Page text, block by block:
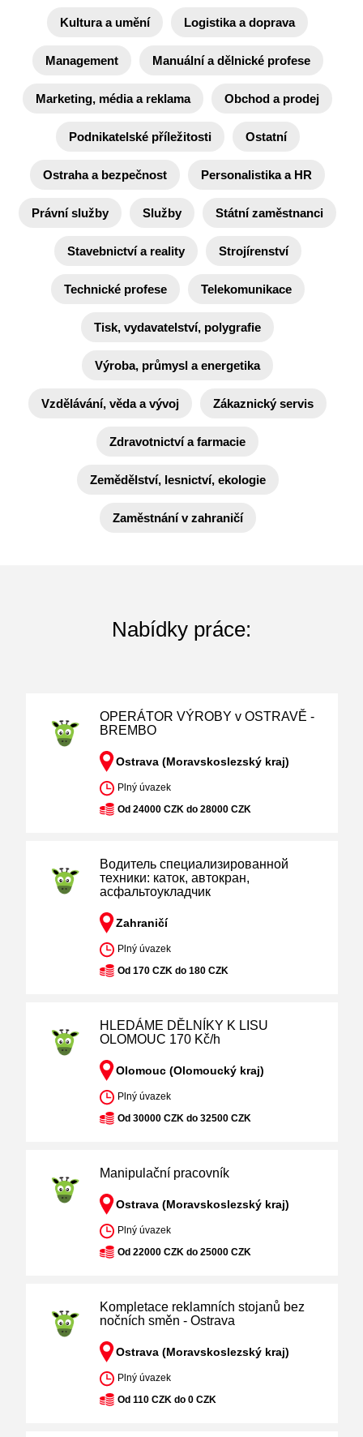
Kultura a umění Logistika a doprava
Management Manuální a dělnické profese
Marketing, média a reklama Obchod a prodej
Podnikatelské příležitosti Ostatní
Ostraha a bezpečnost Personalistika a HR
Právní služby Služby Státní zaměstnanci
Stavebnictví a reality Strojírenství
Technické profese Telekomunikace
Tisk, vydavatelství, polygrafie
Výroba, průmysl a energetika
Vzdělávání, věda a vývoj Zákaznický servis
Zdravotnictví a farmacie
Zemědělství, lesnictví, ekologie
Zaměstnání v zahraničí
Nabídky práce:
OPERÁTOR VÝROBY v OSTRAVĚ -
BREMBO
Ostrava (Moravskoslezský kraj)
Plný úvazek
Od 24000 CZK do 28000 CZK
Водитель специализированной
техники: каток, автокран,
асфальтоукладчик
Zahraničí
Plný úvazek
Od 170 CZK do 180 CZK
HLEDÁME DĚLNÍKY K LISU
OLOMOUC 170 Kč/h
Olomouc (Olomoucký kraj)
Plný úvazek
Od 30000 CZK do 32500 CZK
Manipulační pracovník
Ostrava (Moravskoslezský kraj)
Plný úvazek
Od 22000 CZK do 25000 CZK
Kompletace reklamních stojanů bez
nočních směn - Ostrava
Ostrava (Moravskoslezský kraj)
Plný úvazek
Od 110 CZK do 0 CZK